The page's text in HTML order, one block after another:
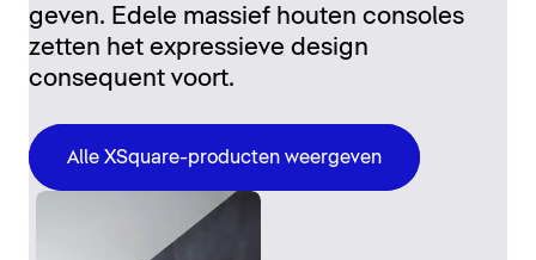
geven. Edele massief houten consoles
zetten het expressieve design
consequent voort.
Alle XSquare-producten weergeven